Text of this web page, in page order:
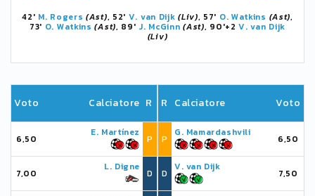
42' M. Rogers (Ast), 52' V. van Dijk (Liv), 57' O. Watkins (Ast),
73' O. Watkins (Ast), 89' J. McGinn (Ast), 90'+2V. van Dijk
(Liv)
Voto Calciatore R
6,50
E. Martínez
P
7,00
L. Digne
D
R Calciatore Voto
P
G. Mamardashvili
6,50
D
V. van Dijk
7,50